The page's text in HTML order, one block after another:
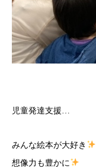
児童発達支援…
みんな絵本が大好き
想像力も豊かに